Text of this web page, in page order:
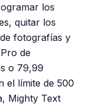
los
quitar los
fotografías y
de
o 79,99
el límite de 500
Mighty Text